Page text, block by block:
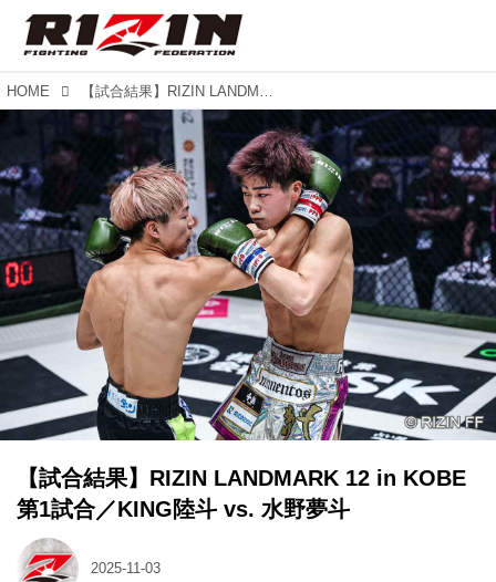
HOME 【試合結果】RIZIN LANDMARK 12 in KOBE 第1試合／KING陸斗 vs. 水野夢斗
【試合結果】RIZIN LANDMARK 12 in KOBE
第1試合／KING陸斗 vs. 水野夢斗
2025-11-03